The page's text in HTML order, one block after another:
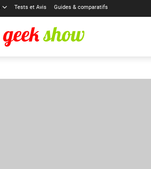
Tests et Avis Guides & comparatifs